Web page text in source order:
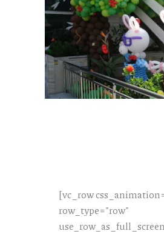
[vc_row
row_type="row"